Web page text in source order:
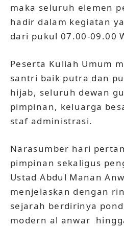
maka seluruh elemen
hadir dalam kegiatan
dari pukul 07.00-09.00
Peserta Kuliah Umum
santri baik putra dan
hijab, seluruh dewan
pimpinan, keluarga
staf administrasi.
Narasumber hari
pimpinan sekaligus
Ustad Abdul Manan
menjelaskan dengan
sejarah berdirinya
modern al anwar